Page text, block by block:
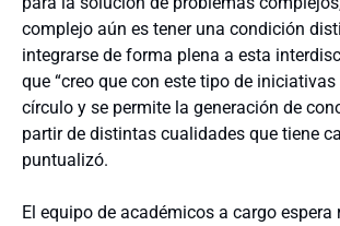
complejo aún es tener una condición
integrarse de forma plena a esta
que “creo que con este tipo de
círculo y se permite la generación de
partir de distintas cualidades que tiene
puntualizó.
El equipo de académicos a cargo espera